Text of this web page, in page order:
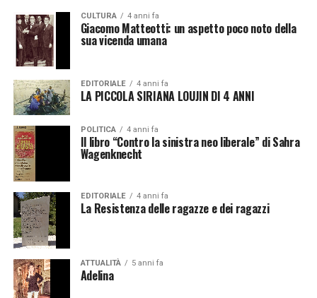
CULTURA 4 anni fa
Giacomo Matteotti: un aspetto poco noto della
sua vicenda umana
EDITORIALE 4 anni fa
LA PICCOLA SIRIANA LOUJIN DI 4 ANNI
POLITICA 4 anni fa
Il libro “Contro la sinistra neo liberale” di Sahra
Wagenknecht
EDITORIALE 4 anni fa
La Resistenza delle ragazze e dei ragazzi
ATTUALITÀ 5 anni fa
Adelina